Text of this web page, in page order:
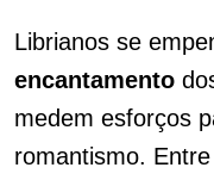
Librianos se
encantamento
medem esforços
romantismo.